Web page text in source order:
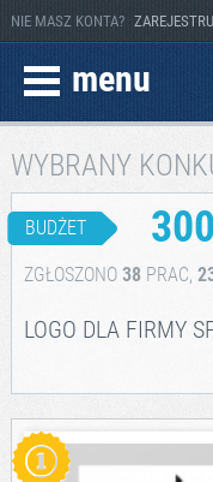
NIE MASZ KONTA?
menu
WYBRANY
BUDŻET
ZGŁOSZONO 38PRAC,
LOGO DLA FIRMY